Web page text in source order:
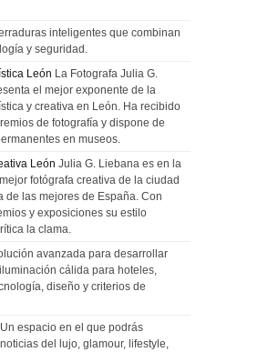
inteligentes que combinan
y seguridad.
León La Fotografa Julia G.
el mejor exponente de la
y creativa en León. Ha recibido
de fotografía y dispone de
en museos.
León Julia G. Liebana es en la
fotógrafa creativa de la ciudad
de las mejores de España. Con
y exposiciones su estilo
la clama.
avanzada para desarrollar
cálida para hoteles,
diseño y criterios de
Un espacio en el que podrás
del lujo, glamour, lifestyle,